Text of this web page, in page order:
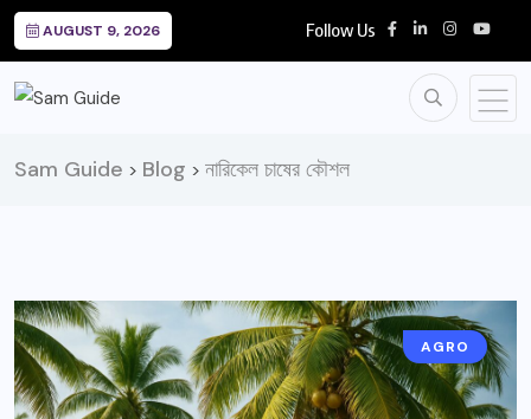
AUGUST 9, 2026 Follow Us
Sam Guide > Blog > নারিকেল চাষের কৌশল
AGRO